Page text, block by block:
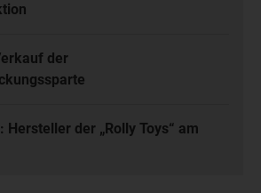
der
Hersteller der „Rolly Toys“ am